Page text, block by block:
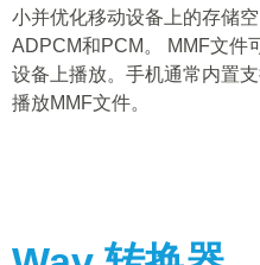
小并优化移动设备上的存储
ADPCM和PCM。 MMF文件
设备上播放。手机通常内置
播放MMF文件。